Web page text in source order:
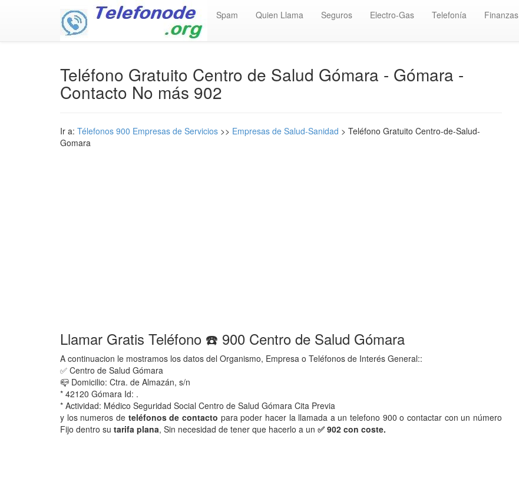
Spam Quien Llama Seguros Electro-Gas Telefonía Finanzas
Teléfono Gratuito Centro de Salud Gómara - Gómara -
Contacto No más 902
Ir a: Télefonos 900 Empresas de Servicios >> Empresas de Salud-Sanidad > Teléfono Gratuito Centro-de-Salud-
Gomara
Llamar Gratis Teléfono ☎️ 900 Centro de Salud Gómara
A continuacion le mostramos los datos del Organismo, Empresa o Teléfonos de Interés General::
✅ Centro de Salud Gómara
📪 Domicilio: Ctra. de Almazán, s/n
* 42120 Gómara Id: .
* Actividad: Médico Seguridad Social Centro de Salud Gómara Cita Previa
y los numeros de teléfonos de contacto para poder hacer la llamada a un telefono 900 o contactar con un número
Fijo dentro su tarifa plana, Sin necesidad de tener que hacerlo a un ✅ 902 con coste.